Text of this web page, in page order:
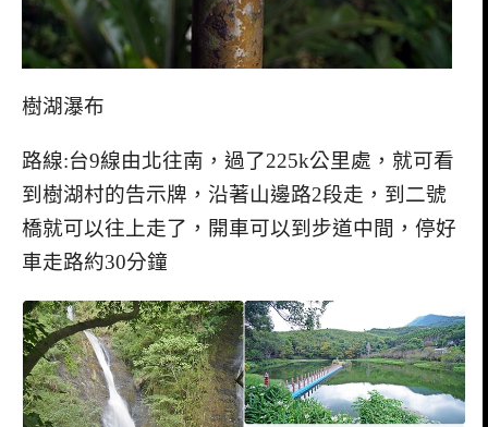
樹湖瀑布
路線:台9線由北往南，過了225k公里處，就可看
到樹湖村的告示牌，沿著山邊路2段走，到二號
橋就可以往上走了，開車可以到步道中間，停好
車走路約30分鐘